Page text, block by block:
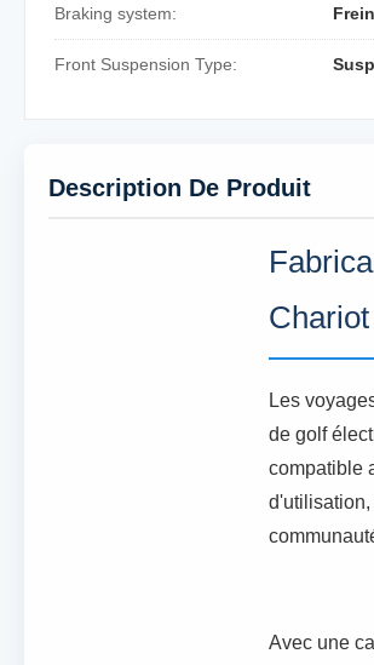
Braking system:
Front Suspension Type:
Description De Produit
Les
de golf
compatible
Avec une